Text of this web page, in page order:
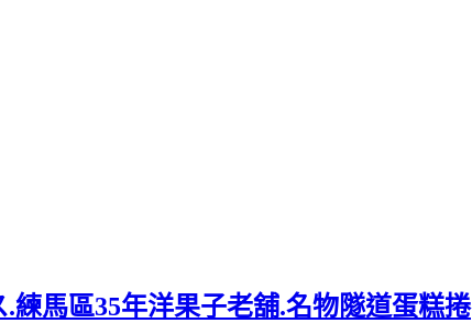
練馬區35年洋果子老舖.名物隧道蛋糕捲